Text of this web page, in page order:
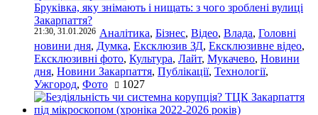
Бруківка, яку знімають і нищать: з чого зроблені вулиці
Закарпаття?
21:30, 31.01.2026 Аналітика, Бізнес, Відео, Влада, Головні
новини дня, Думка, Ексклюзив ЗД, Ексклюзивне відео,
Ексклюзивні фото, Культура, Лайт, Мукачево, Новини
дня, Новини Закарпаття, Публікації, Технології,
Ужгород, Фото 1027